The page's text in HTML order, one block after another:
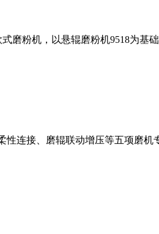
磨粉机，以悬辊磨粉机9518为基
连接、磨辊联动增压等五项磨机